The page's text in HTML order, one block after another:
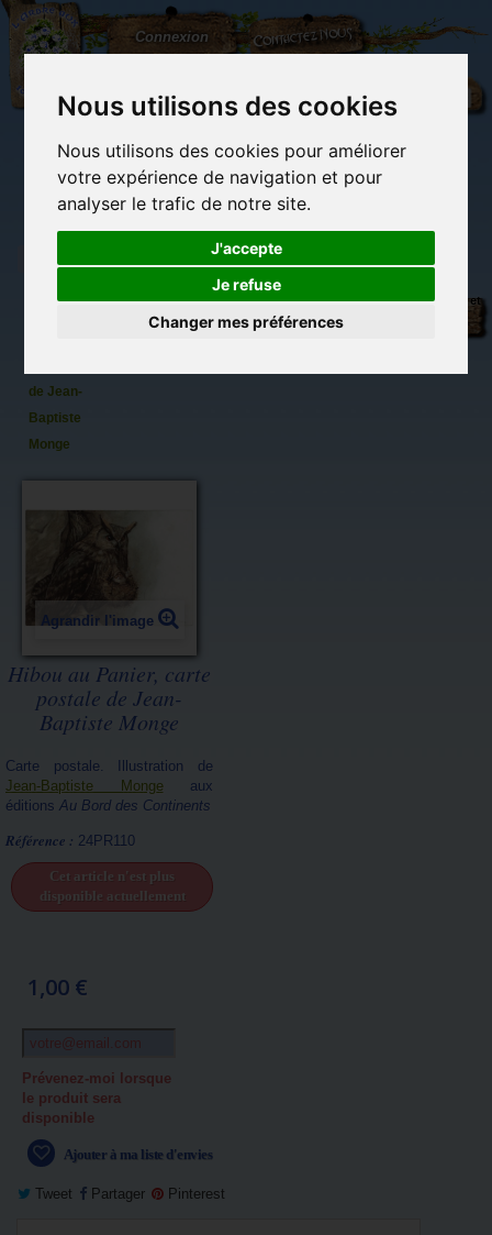
Nous utilisons des cookies
Nous utilisons des cookies pour améliorer
votre expérience de navigation et pour
analyser le trafic de notre site.
J'accepte
Je refuse
Changer mes préférences
L'Arbre
aux
100.000
Connexion Contactez-nous
(vide)
Librairie des
Carterie
originale
Activités
détente et jeux
Objets déco et
de Jean-
Baptiste
Monge
Agrandir l'image
Hibou au Panier, carte
postale de Jean-
Baptiste Monge
Carte postale. Illustration de
Jean-Baptiste Mongeaux
éditions Au Bord des Continents
Référence : 24PR110
Cet article n'est plus
disponible actuellement
1,00 €
Prévenez-moi lorsque
le produit sera
disponible
Ajouter à ma liste d'envies
Tweet Partager Pinterest